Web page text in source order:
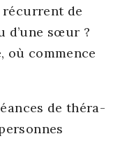
de
d’une sœur ?
où com­mence
de thé­ra­